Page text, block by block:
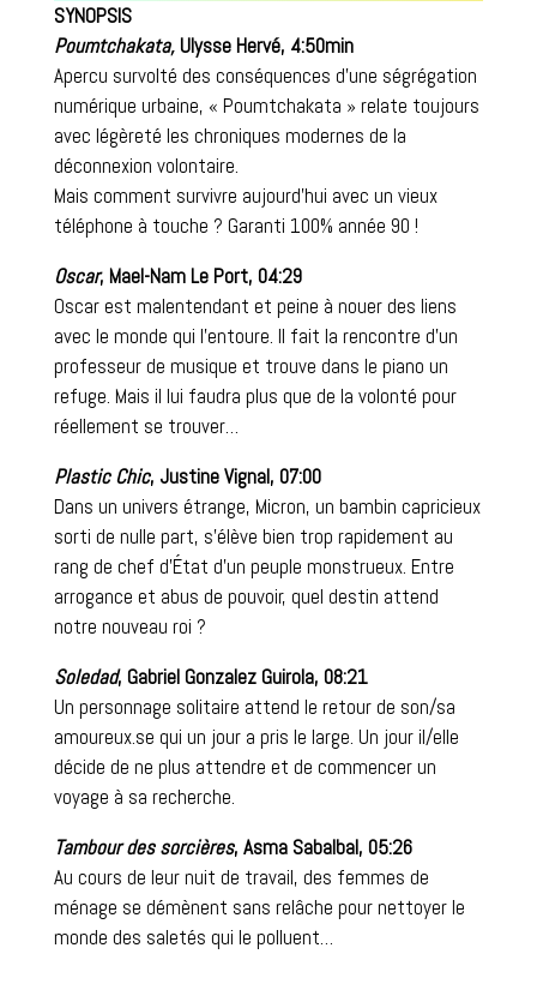
SYNOPSIS
Poumtchakata,Ulysse Hervé, 4:50min
Apercu survolté des conséquences d’une ségrégation
numérique urbaine, « Poumtchakata » relate toujours
avec légèreté les chroniques modernes de la
déconnexion volontaire.
Mais comment survivre aujourd’hui avec un vieux
téléphone à touche ? Garanti 100% année 90 !
Oscar, Mael-Nam Le Port, 04:29
Oscar est malentendant et peine à nouer des liens
avec le monde qui l’entoure. Il fait la rencontre d’un
professeur de musique et trouve dans le piano un
refuge. Mais il lui faudra plus que de la volonté pour
réellement se trouver…
Plastic Chic, Justine Vignal, 07:00
Dans un univers étrange, Micron, un bambin capricieux
sorti de nulle part, s’élève bien trop rapidement au
rang de chef d’État d’un peuple monstrueux. Entre
arrogance et abus de pouvoir, quel destin attend
notre nouveau roi ?
Soledad, Gabriel Gonzalez Guirola, 08:21
Un personnage solitaire attend le retour de son/sa
amoureux.se qui un jour a pris le large. Un jour il/elle
décide de ne plus attendre et de commencer un
voyage à sa recherche.
Tambour des sorcières, Asma Sabalbal, 05:26
Au cours de leur nuit de travail, des femmes de
ménage se démènent sans relâche pour nettoyer le
monde des saletés qui le polluent…